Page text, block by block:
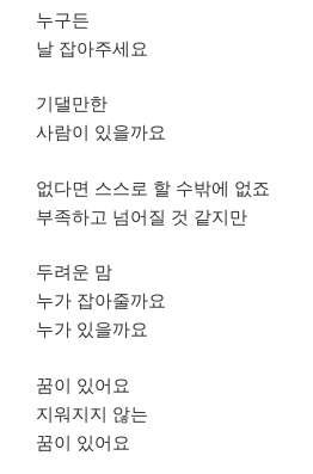
누구든
날 잡아주세요
기댈만한
사람이 있을까요
없다면 스스로 할 수밖에 없죠
부족하고 넘어질 것 같지만
두려운 맘
누가 잡아줄까요
누가 있을까요
꿈이 있어요
지워지지 않는
꿈이 있어요